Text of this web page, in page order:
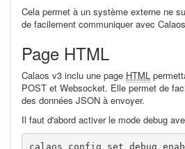
Cela permet à un système externe ne
de facilement communiquer avec
Page HTML
Calaos v3 inclu une page HTML
POST et Websocket. Elle permet de
des données JSON à envoyer.
Il faut d'abord activer le mode debug
calaos_config set